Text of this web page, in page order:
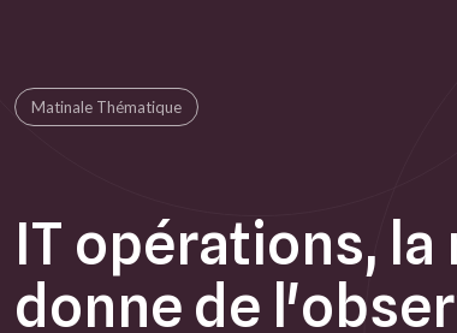
Matinale Thématique
IT opérations,
donne de